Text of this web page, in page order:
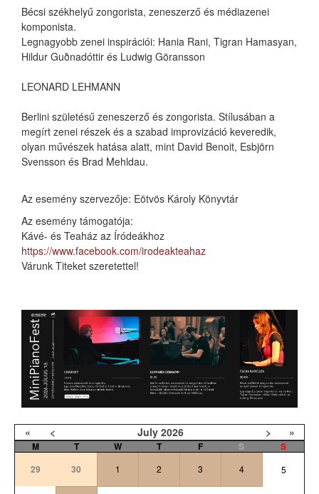
Bécsi székhelyű zongorista, zeneszerző és médiazenei
komponista.
Legnagyobb zenei inspirációi: Hania Rani, Tigran Hamasyan,
Hildur Guðnadóttir és Ludwig Göransson
LEONARD LEHMANN
Berlini születésű zeneszerző és zongorista. Stílusában a
megírt zenei részek és a szabad improvizáció keveredik,
olyan művészek hatása alatt, mint David Benoit, Esbjörn
Svensson és Brad Mehldau.
Az esemény szervezője: Eötvös Károly Könyvtár
Az esemény támogatója:
Kávé- és Teaház az Íródeákhoz
https://www.facebook.com/irodeakteahaz
Várunk Titeket szeretettel!
« < July 2026 > »
M T W T F S
S
29
30 1 2 3 4 5